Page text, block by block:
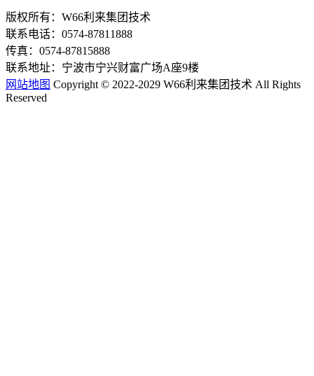
版权所有：W66利来集团技术
联系电话：0574-87811888
传真：0574-87815888
联系地址：宁波市宁兴财富广场A座9楼
网站地图 Copyright © 2022-2029 W66利来集团技术 All Rights
Reserved